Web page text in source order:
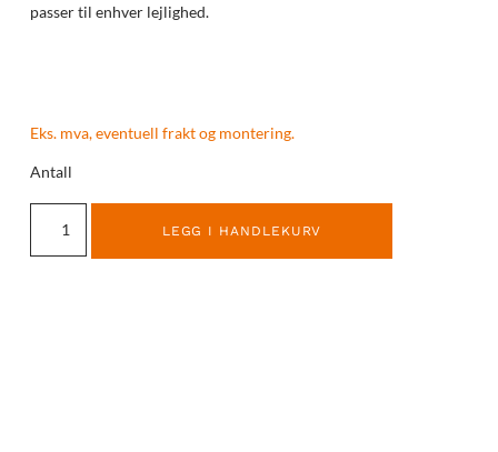
passer til enhver lejlighed.
Eks. mva, eventuell frakt og montering.
Antall
LEGG I HANDLEKURV